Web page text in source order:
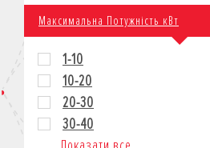
Максимальна Потужність кВт
1-10
10-20
20-30
30-40